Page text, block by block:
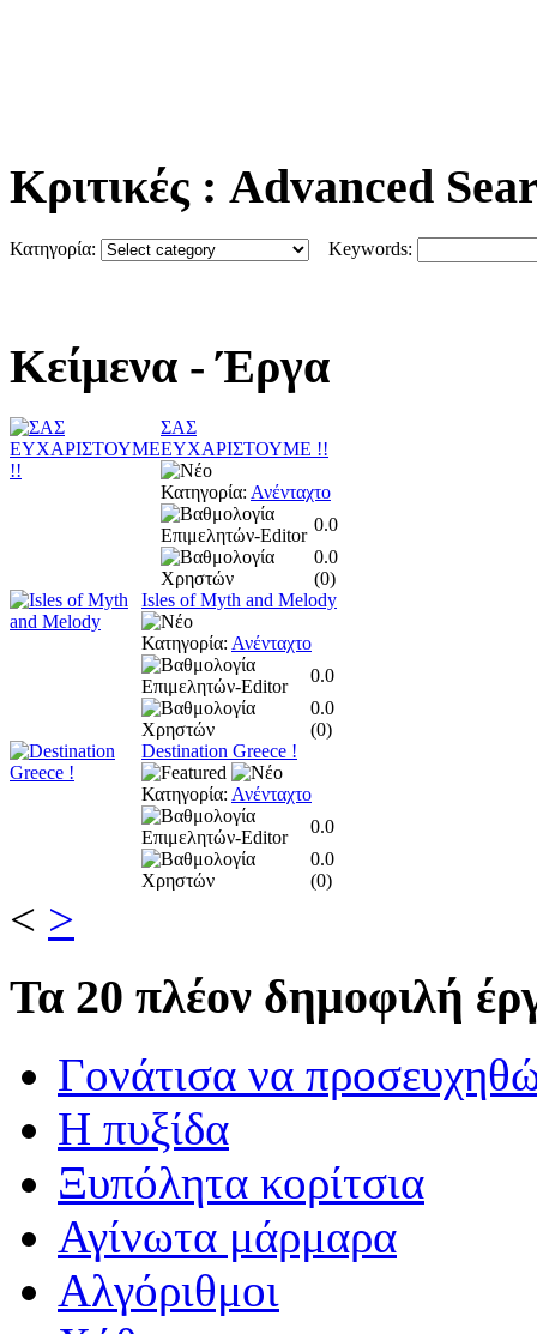
Κριτικές : Advanced
Κατηγορία: Keywords:
Κείμενα - Έργα
ΣΑΣ
ΕΥΧΑΡΙΣΤΟΥΜΕ !!
Κατηγορία: Ανένταχτο
0.0
0.0
(0)
Isles of Myth and Melody
Κατηγορία: Ανένταχτο
0.0
0.0
(0)
Destination Greece !
Κατηγορία: Ανένταχτο
0.0
0.0
(0)
< >
Τα 20 πλέον δημοφιλή
Γονάτισα να
Η πυξίδα
Ξυπόλητα κορίτσια
Αγίνωτα μάρμαρα
Αλγόριθμοι